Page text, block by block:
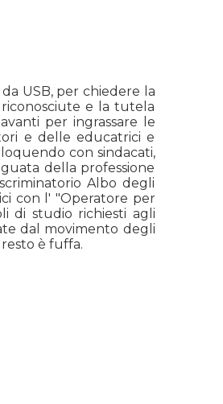
USB, per chiedere la
e la tutela
per ingrassare le
e delle educatrici e
con sindacati,
della professione
Albo degli
con l' "Operatore per
di studio richiesti agli
dal movimento degli
è fuffa.